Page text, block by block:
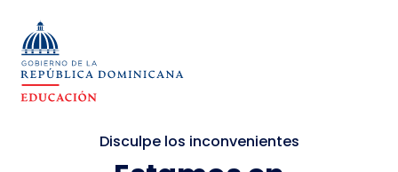
Disculpe los inconvenientes